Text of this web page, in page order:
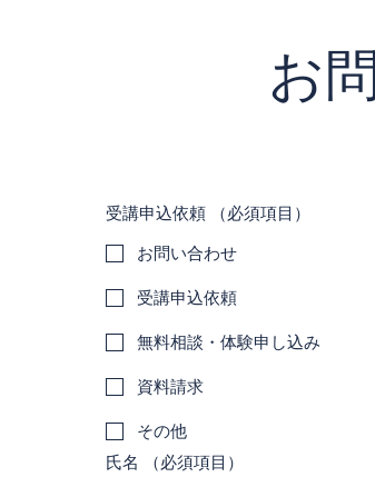
お
受講申込依頼 （必須項目）
お問い合わせ
受講申込依頼
無料相談・体験申し込み
資料請求
その他
氏名
（必須項目）